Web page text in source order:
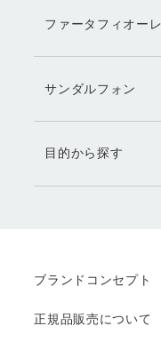
ファータフィオーレ
サンダルフォン
目的から探す
ブランドコンセプト
正規品販売について